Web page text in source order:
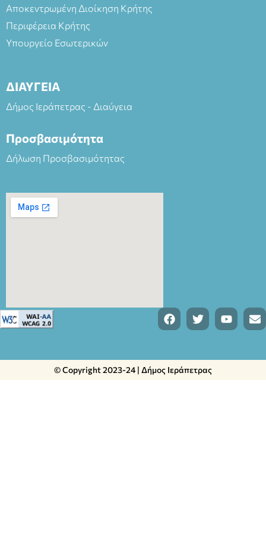
Αποκεντρωμένη Διοίκηση Κρήτης
Περιφέρεια Κρήτης
Υπουργείο Εσωτερικών
ΔΙΑΥΓΕΙΑ
Δήμος Ιεράπετρας - Διαύγεια
Προσβασιμότητα
Δήλωση Προσβασιμότητας
© Copyright 2023-24 | Δήμος Ιεράπετρας